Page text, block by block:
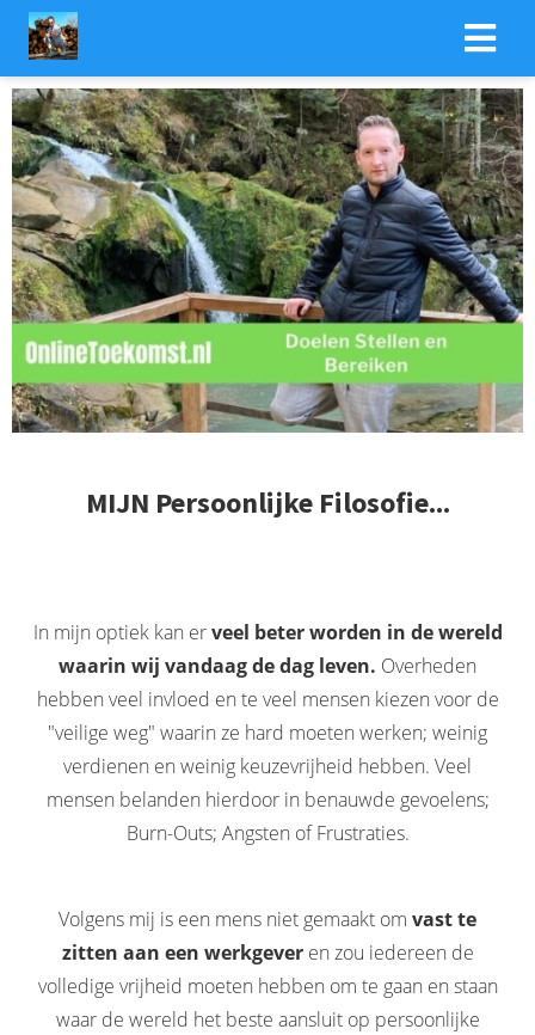
MIJN Persoonlijke Filosofie...
In mijn optiek kan erveel beter worden in de wereld
waarin wij vandaag de dag leven. Overheden
hebben veel invloed en te veel mensen kiezen voor de
"veilige weg" waarin ze hard moeten werken; weinig
verdienen en weinig keuzevrijheid hebben. Veel
mensen belanden hierdoor in benauwde gevoelens;
Burn-Outs; Angsten of Frustraties.
Volgens mij is een mens niet gemaakt om vast te
zitten aan een werkgeveren zou iedereen de
volledige vrijheid moeten hebben om te gaan en staan
waar de wereld het beste aansluit op persoonlijke